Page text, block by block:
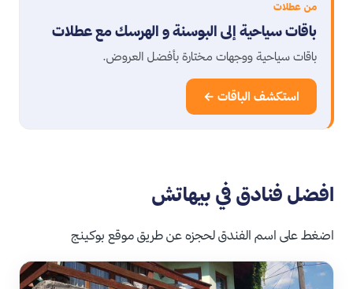
من عطلات
باقات سياحية إلى البوسنة و الهرسك مع عطلات
باقات سياحية ووجهات مختارة بأفضل العروض.
استكشف الباقات ←
افضل فنادق في بيهاتش
اضغط على اسم الفندق لحجزه عن طريق موقع بوكينج